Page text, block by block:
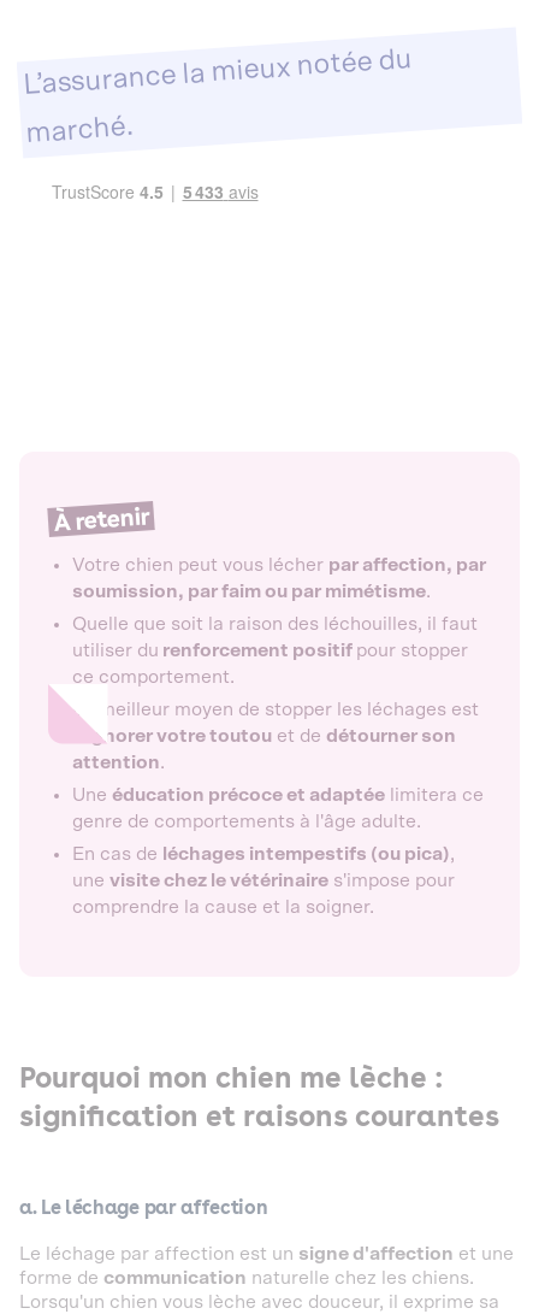
L’assurance la mieux notée du
marché.
À retenir
Votre chien peut vous lécher par affection, par
soumission, par faim ou par mimétisme.
Quelle que soit la raison des léchouilles, il faut
utiliser du renforcement positif pour stopper
ce comportement.
Le meilleur moyen de stopper les léchages est
ignorer votre toutou et de détourner son
attention.
Une éducation précoce et adaptée limitera ce
genre de comportements à l'âge adulte.
En cas de léchages intempestifs (ou pica),
une visite chez le vétérinaire s'impose pour
comprendre la cause et la soigner.
Pourquoi mon chien me lèche :
signification et raisons courantes
a. Le léchage par affection
Le léchage par affection est un signe d'affection et une
forme de communication naturelle chez les chiens.
Lorsqu'un chien vous lèche avec douceur, il exprime sa